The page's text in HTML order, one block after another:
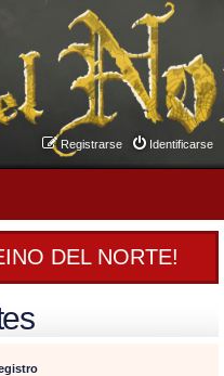
Identificarse
Registrarse
DEL NORTE!